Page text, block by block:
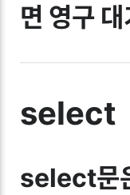
면 영구 대
select
select문